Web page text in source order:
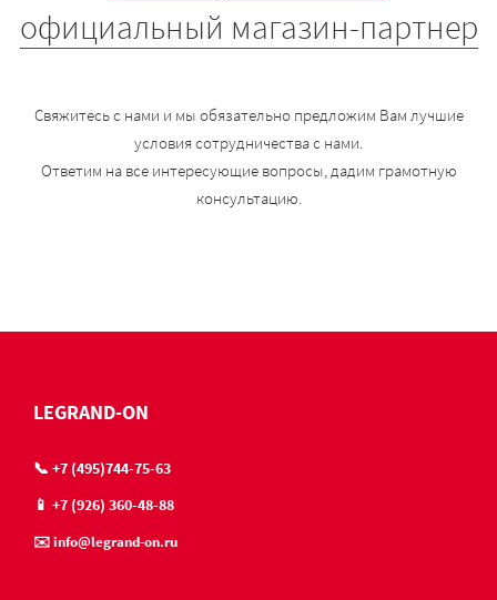
официальный магазин-партнер
Свяжитесь с нами и мы обязательно предложим Вам лучшие
условия сотрудничества с нами.
Ответим на все интересующие вопросы, дадим грамотную
консультацию.
LEGRAND-ON
📞 +7 (495)744-75-63
📱 +7 (926) 360-48-88
✉️ info@legrand-on.ru